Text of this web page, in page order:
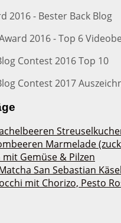
Marmelade
Gemüse & Pilzen
San Sebastian
mit Chorizo, Pesto